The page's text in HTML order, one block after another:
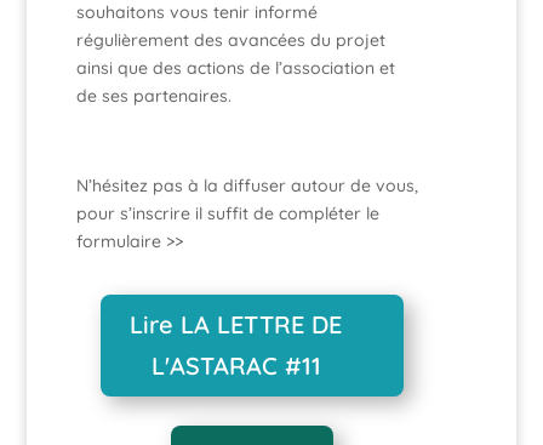
souhaitons vous tenir informé
régulièrement des avancées du projet
ainsi que des actions de l’association et
de ses partenaires.
N’hésitez pas à la diffuser autour de vous,
pour s’inscrire il suffit de compléter le
formulaire >>
Lire LA LETTRE DE
L'ASTARAC #11